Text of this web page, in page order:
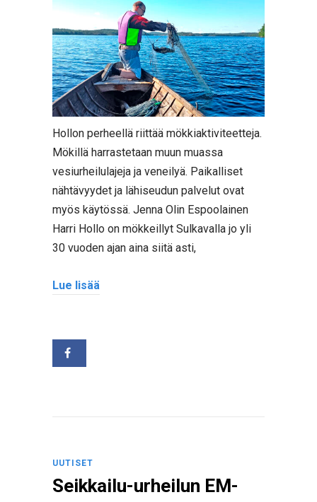
Hollon perheellä riittää mökkiaktiviteetteja.
Mökillä harrastetaan muun muassa
vesiurheilulajeja ja veneilyä. Paikalliset
nähtävyydet ja lähiseudun palvelut ovat
myös käytössä. Jenna Olin Espoolainen
Harri Hollo on mökkeillyt Sulkavalla jo yli
30 vuoden ajan aina siitä asti,
Lue lisää
UUTISET
Seikkailu-urheilun EM-